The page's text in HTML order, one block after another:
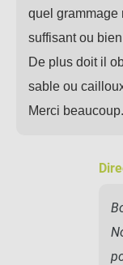
quel grammage
suffisant ou
De plus doit il
sable ou
Merci beaucoup.